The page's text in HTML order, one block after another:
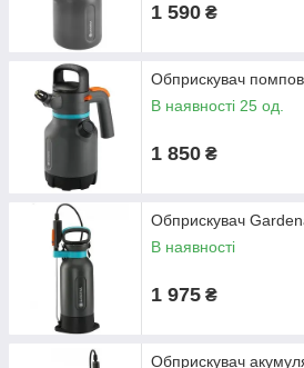
1 590 ₴
Обприскувач
В наявності 25 од.
1 850 ₴
Обприскувач
В наявності
1 975 ₴
Обприскувач